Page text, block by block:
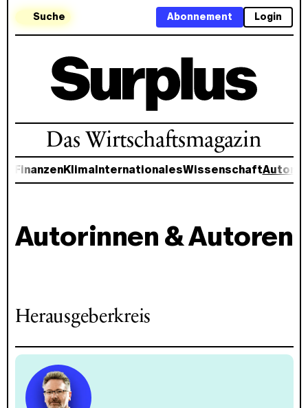
Suche Login
Abonnement
Das Wirtschaftsmagazin
FinanzenKlimaInternationalesWissenschaftAutoren
Autorinnen & Autoren
Herausgeberkreis